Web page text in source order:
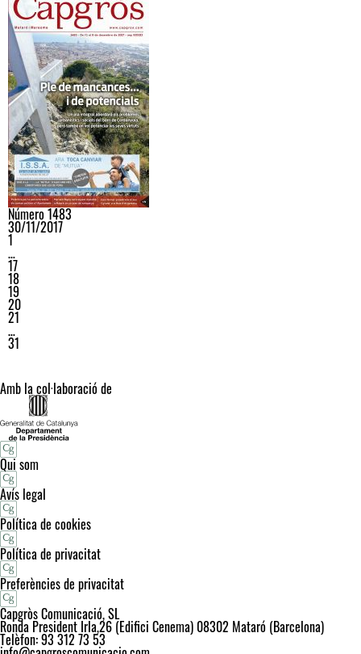
Número 1483
30/11/2017
1
…
17
18
19
20
21
…
31
Amb la col·laboració de
Qui som
Avís legal
Política de cookies
Política de privacitat
Preferències de privacitat
Capgròs Comunicació, SL
Ronda President Irla,26 (Edifici Cenema) 08302 Mataró (Barcelona)
Telèfon: 93 312 73 53